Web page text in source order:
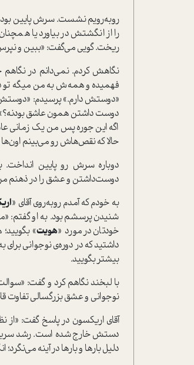
رو‌به‌رویم نشست. سرش پایین
را از انگشتش در بیاورد یا
ریخت. گویی می‌گفت: «ببین و
نگاهش کردم. نمی‌دانم در
فهمیده و همه‌ش به من میگه تو
«دوستش دارم.» پرسیدم:
دوست داشتن همون عاشق
اگه این جوره پس من یک زمانی
حالا که نقص‌هاش رو می‌بینم
دوباره سرش رو پایین
دوست‌داشتن و عشق را در ذهنم
به خودم که آمدم روبه‌روی آقای «
شنیدن پرسشم بود. به او گفتم:
خودتان در مورد «هویت»
داشتید که در دوره‌ی نوجوانی
بیشتر بگویید.
با لبخند نگاهم کرد و گفت:
نوجوانی و عشق بزرگسالی تفاوت
آقای اریکسون در پاسخ گفت:
دستش خارج شده است. رشد
دلیل بارها و بارها در آینه